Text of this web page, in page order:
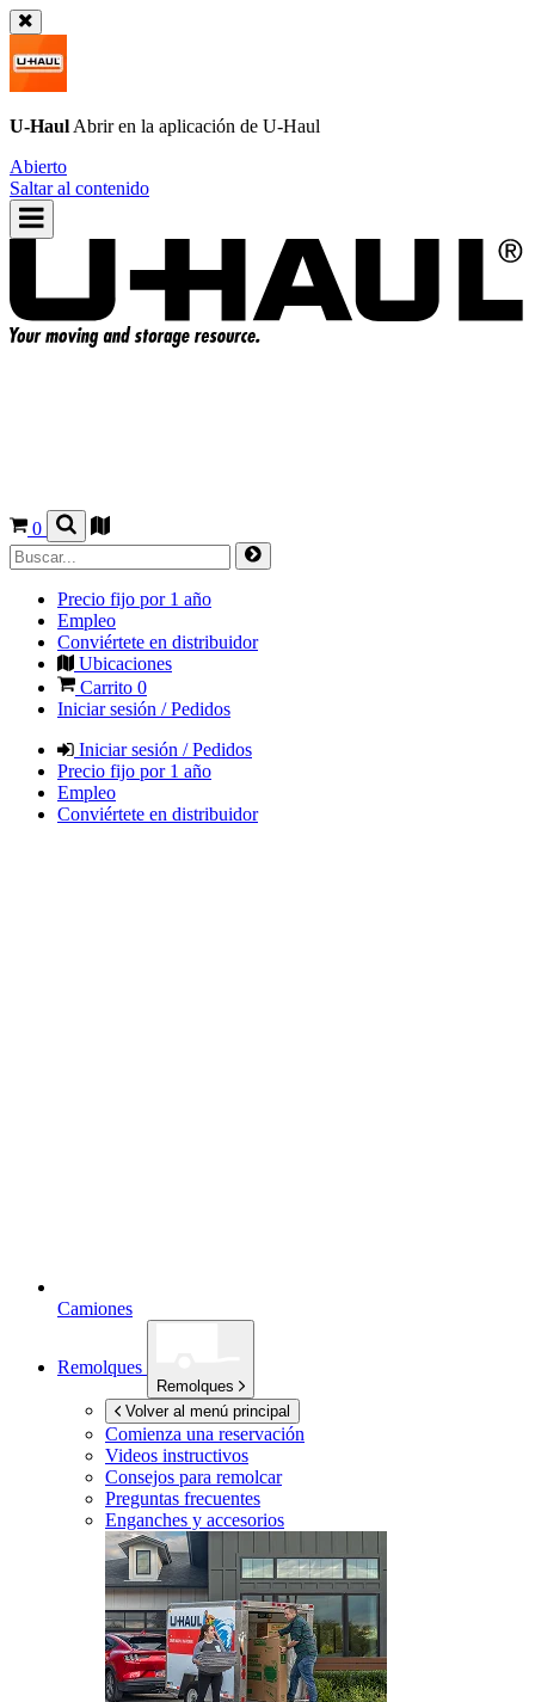
U-Haul Abrir en la aplicación de U-Haul
Abierto
Saltar al contenido
0
Precio fijo por 1 año
Empleo
Conviértete en distribuidor
Ubicaciones
Carrito 0
Iniciar sesión / Pedidos
Iniciar sesión / Pedidos
Precio fijo por 1 año
Empleo
Conviértete en distribuidor
Camiones
Remolques
Remolques
Volver al menú principal
Comienza una reservación
Videos instructivos
Consejos para remolcar
Preguntas frecuentes
Enganches y accesorios